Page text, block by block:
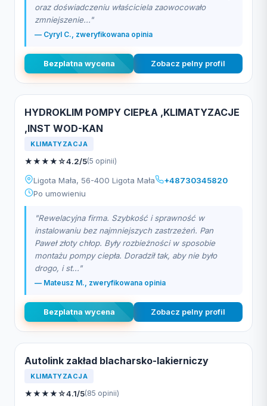
oraz doświadczeniu właściciela zaowocowało
zmniejszenie..."
— Cyryl C., zweryfikowana opinia
Bezplatna wycena Zobacz pelny profil
HYDROKLIM POMPY CIEPŁA ,KLIMATYZACJE
,INST WOD-KAN
KLIMATYZACJA
★★★★☆4.2/5(5 opinii)
Ligota Mała, 56-400 Ligota Mała
+48730345820
Po umowieniu
"Rewelacyjna firma. Szybkość i sprawność w
instalowaniu bez najmniejszych zastrzeżeń. Pan
Paweł złoty chłop. Były rozbieżności w sposobie
montażu pompy ciepła. Doradził tak, aby nie było
drogo, i st..."
— Mateusz M., zweryfikowana opinia
Bezplatna wycena Zobacz pelny profil
Autolink zakład blacharsko-lakierniczy
KLIMATYZACJA
★★★★☆4.1/5(85 opinii)